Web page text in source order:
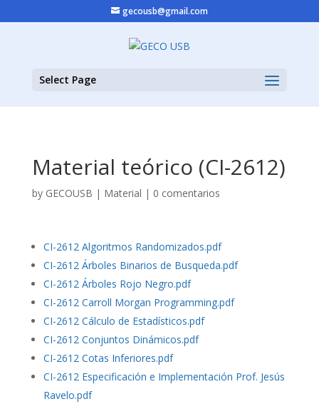
gecousb@gmail.com
Select Page
Material teórico (CI-2612)
by GECOUSB | Material | 0 comentarios
CI-2612 Algoritmos Randomizados.pdf
CI-2612 Árboles Binarios de Busqueda.pdf
CI-2612 Árboles Rojo Negro.pdf
CI-2612 Carroll Morgan Programming.pdf
CI-2612 Cálculo de Estadísticos.pdf
CI-2612 Conjuntos Dinámicos.pdf
CI-2612 Cotas Inferiores.pdf
CI-2612 Especificación e Implementación Prof. Jesús
Ravelo.pdf